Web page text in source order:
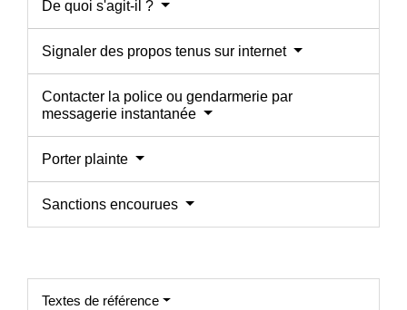
De quoi s'agit-il ?
Signaler des propos tenus sur internet
Contacter la police ou gendarmerie par
messagerie instantanée
Porter plainte
Sanctions encourues
Textes de référence